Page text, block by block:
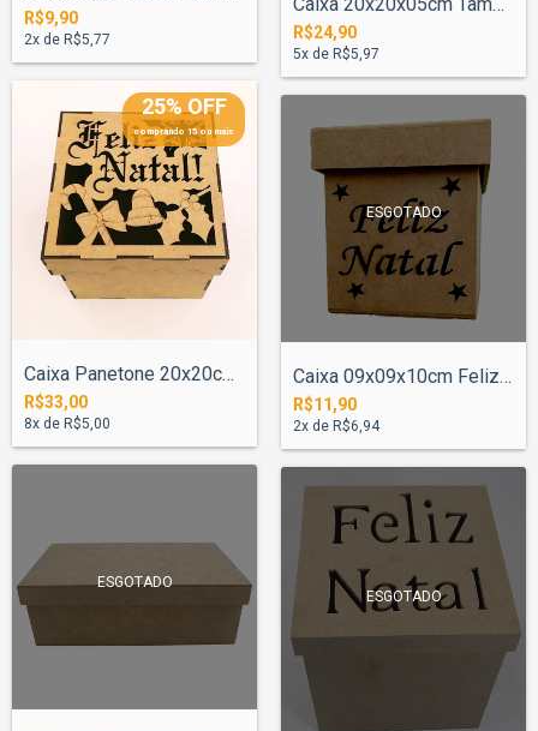
R$9,90
2x de R$5,77 R$24,90
5x de R$5,97
25% OFF
comprando 15 ou mais
Caixa Panetone 20x20cm Tampa Neve Feliz...
R$33,00
8x de R$5,00
ESGOTADO
Caixa 09x09x10cm Feliz Natal com Estreli...
R$11,90
2x de R$6,94
ESGOTADO
ESGOTADO